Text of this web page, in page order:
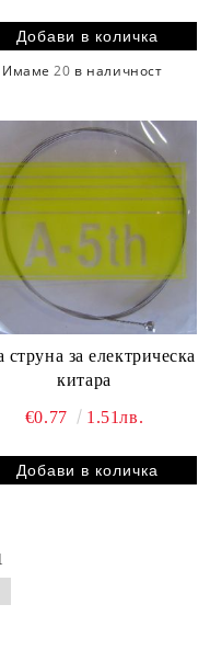
Имаме20 в наличност
струна за електрическа
китара
€0.77
1.51лв.